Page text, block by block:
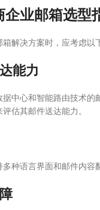
企业邮箱选型
解决方案时，应考虑以
能力
中心和智能路由技术
估其邮件送达能力。
种语言界面和邮件内容